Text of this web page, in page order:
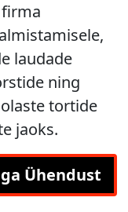
laudade
ning
tortide
jaoks.
Ühendust